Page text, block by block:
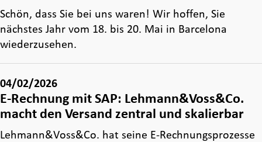
Schön, dass Sie bei uns waren! Wir hoffen, Sie
nächstes Jahr vom 18. bis 20. Mai in Barcelona
wiederzusehen.
04/02/2026
E-Rechnung mit SAP: Lehmann&Voss&Co.
macht den Versand zentral und skalierbar
Lehmann&Voss&Co. hat seine E‑Rechnungsprozesse